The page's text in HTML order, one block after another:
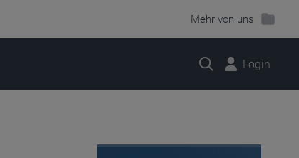
Mehr von uns
Suche Login